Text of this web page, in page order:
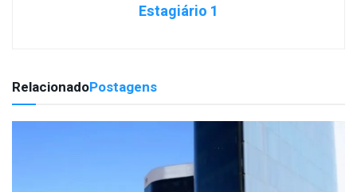
Estagiário 1
RelacionadoPostagens